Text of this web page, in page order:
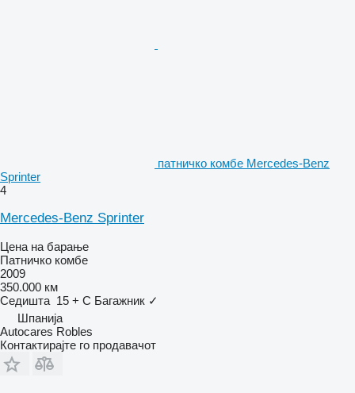
патничко комбе Mercedes-Benz
Sprinter
4
Mercedes-Benz Sprinter
Цена на барање
Патничко комбе
2009
350.000 км
Седишта 15 + C Багажник ✓
Шпанија
Autocares Robles
Контактирајте го продавачот